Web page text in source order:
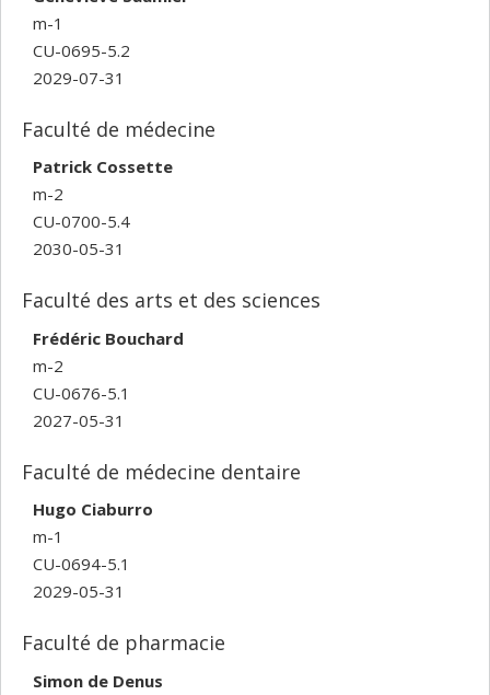
m-1
CU-0695-5.2
2029-07-31
Faculté de médecine
Patrick Cossette
m-2
CU-0700-5.4
2030-05-31
Faculté des arts et des sciences
Frédéric Bouchard
m-2
CU-0676-5.1
2027-05-31
Faculté de médecine dentaire
Hugo Ciaburro
m-1
CU-0694-5.1
2029-05-31
Faculté de pharmacie
Simon de Denus